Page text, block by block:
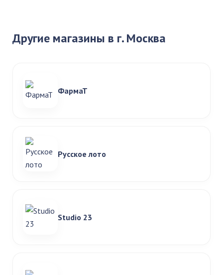
Другие магазины в г. Москва
ФармаТ
Русское лото
Studio 23